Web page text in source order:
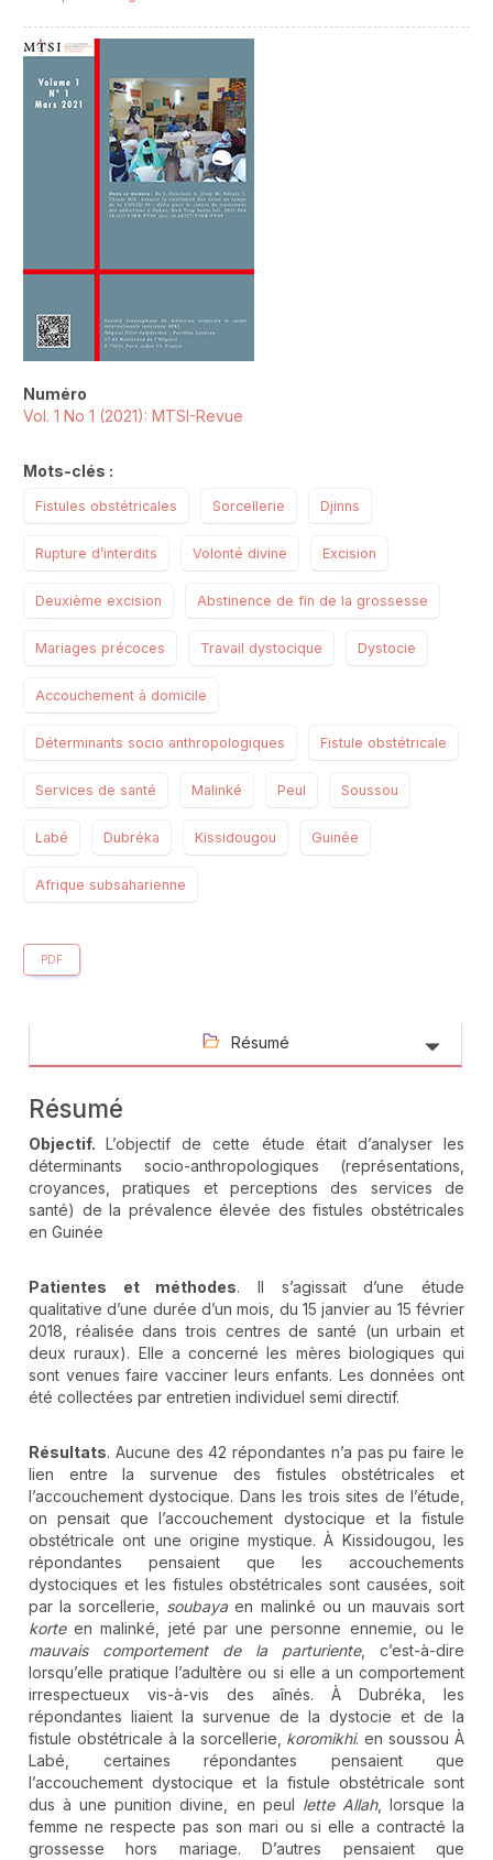
Numéro
Vol. 1 No 1 (2021): MTSI-Revue
Mots-clés :
Fistules obstétricales Sorcellerie Djinns
Rupture d’interdits Volonté divine Excision
Deuxième excision Abstinence de fin de la grossesse
Mariages précoces Travail dystocique Dystocie
Accouchement à domicile
Déterminants socio anthropologiques Fistule obstétricale
Services de santé Malinké Peul Soussou
Labé Dubréka Kissidougou Guinée
Afrique subsaharienne
PDF
Résumé
Résumé
Objectif.L’objectif de cette étude était d’analyser les
déterminants socio-anthropologiques (représentations,
croyances, pratiques et perceptions des services de
santé) de la prévalence élevée des fistules obstétricales
en Guinée
Patientes et méthodes. Il s’agissait d’une étude
qualitative d’une durée d’un mois, du 15 janvier au 15 février
2018, réalisée dans trois centres de santé (un urbain et
deux ruraux). Elle a concerné les mères biologiques qui
sont venues faire vacciner leurs enfants. Les données ont
été collectées par entretien individuel semi directif.
Résultats. Aucune des 42 répondantes n’a pas pu faire le
lien entre la survenue des fistules obstétricales et
l’accouchement dystocique. Dans les trois sites de l’étude,
on pensait que l’accouchement dystocique et la fistule
obstétricale ont une origine mystique. À Kissidougou, les
répondantes pensaient que les accouchements
dystociques et les fistules obstétricales sont causées, soit
par la sorcellerie, soubaya en malinké ou un mauvais sort
korteen malinké, jeté par une personne ennemie, ou le
mauvais comportement de la parturiente, c’est-à-dire
lorsqu’elle pratique l’adultère ou si elle a un comportement
irrespectueux vis-à-vis des aînés. À Dubréka, les
répondantes liaient la survenue de la dystocie et de la
fistule obstétricale à la sorcellerie, koromikhi. en soussou À
Labé, certaines répondantes pensaient que
l’accouchement dystocique et la fistule obstétricale sont
dus à une punition divine, en peul lette Allah, lorsque la
femme ne respecte pas son mari ou si elle a contracté la
grossesse hors mariage. D’autres pensaient que